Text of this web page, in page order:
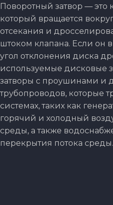
Поворотный затвор — это
который вращается
отсекания и
штоком клапана. Если он
угол отклонения диска
используемые дисковые
затворы с проушинами и
трубопроводов, которые
системах, таких как
горячий и холодный
среды, а также
перекрытия потока среды.